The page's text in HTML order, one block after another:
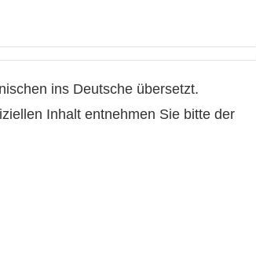
ins Deutsche übersetzt.
Inhalt entnehmen Sie bitte der